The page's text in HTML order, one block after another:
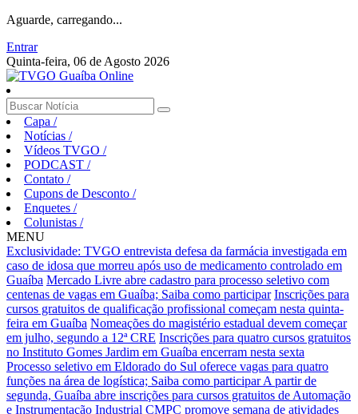
Aguarde, carregando...
Entrar
Quinta-feira, 06 de Agosto 2026
Capa /
Notícias /
Vídeos TVGO /
PODCAST /
Contato /
Cupons de Desconto /
Enquetes /
Colunistas /
MENU
Exclusividade: TVGO entrevista defesa da farmácia investigada em
caso de idosa que morreu após uso de medicamento controlado em
Guaíba Mercado Livre abre cadastro para processo seletivo com
centenas de vagas em Guaíba; Saiba como participar Inscrições para
cursos gratuitos de qualificação profissional começam nesta quinta-
feira em Guaíba Nomeações do magistério estadual devem começar
em julho, segundo a 12ª CRE Inscrições para quatro cursos gratuitos
no Instituto Gomes Jardim em Guaíba encerram nesta sexta
Processo seletivo em Eldorado do Sul oferece vagas para quatro
funções na área de logística; Saiba como participarA partir de
segunda, Guaíba abre inscrições para cursos gratuitos de Automação
e Instrumentação Industrial CMPC promove semana de atividades